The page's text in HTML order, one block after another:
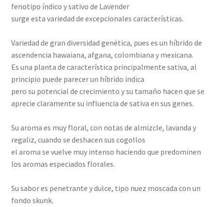
fenotipo índico y sativo de Lavender
surge esta variedad de excepcionales características.
Variedad de gran diversidad genética, pues es un híbrido de
ascendencia hawaiana, afgana, colombiana y mexicana.
Es una planta de característica principalmente sativa, al
principio puede parecer un híbrido indica
pero su potencial de crecimiento y su tamaño hacen que se
aprecie claramente su influencia de sativa en sus genes.
Su aroma es muy floral, con notas de almizcle, lavanda y
regaliz, cuando se deshacen sus cogollos
el aroma se vuelve muy intenso haciendo que predominen
los aromas especiados florales.
Su sabor es penetrante y dulce, tipo nuez moscada con un
fondo skunk.